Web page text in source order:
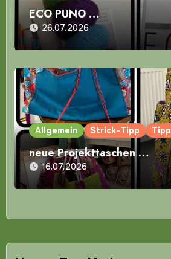
ECO PUNO …
26.07.2026
Allgemein Strick-Tipp Tipp
neue Projekttaschen …
16.07.2026